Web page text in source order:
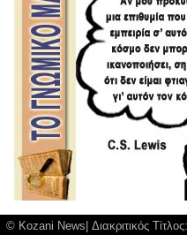
© Kozani News| Διακριτικός